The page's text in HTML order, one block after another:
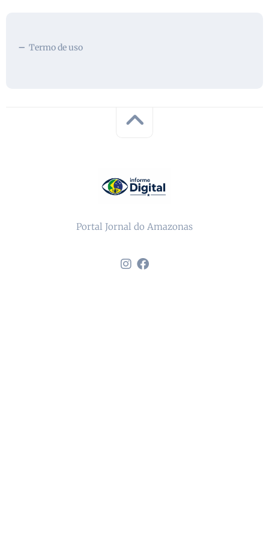
Termo de uso
Portal Jornal do Amazonas